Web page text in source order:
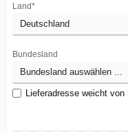
Land*
Bundesland
Lieferadresse weicht von